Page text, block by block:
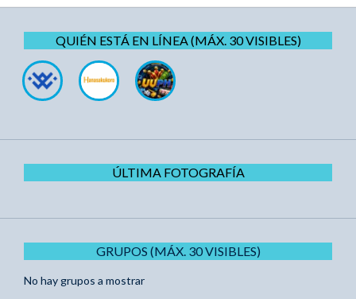
QUIÉN ESTÁ EN LÍNEA (MÁX. 30 VISIBLES)
ÚLTIMA FOTOGRAFÍA
GRUPOS (MÁX. 30 VISIBLES)
No hay grupos a mostrar